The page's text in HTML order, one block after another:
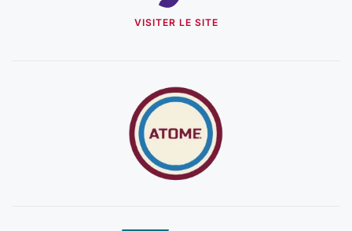
VISITER LE SITE